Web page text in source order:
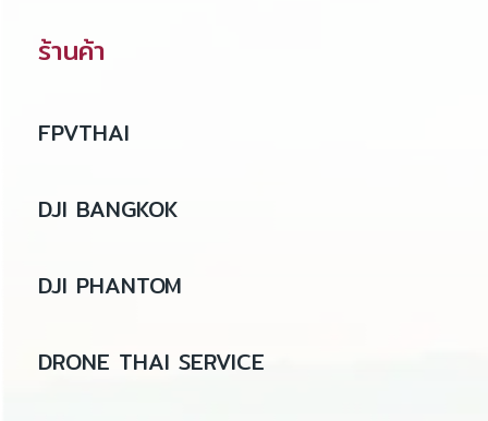
ร้านค้า
FPVTHAI
DJI BANGKOK
DJI PHANTOM
DRONE THAI SERVICE